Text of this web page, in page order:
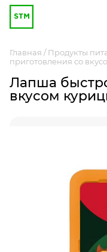
Главная Продукты
приготовления со
Лапша
вкусом